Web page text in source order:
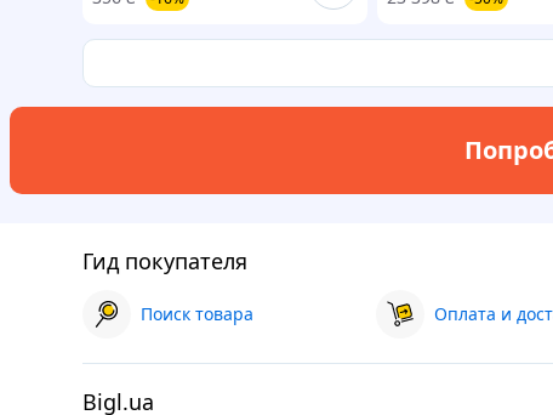
Гид покупателя
Поиск товара Оплата и
Bigl.ua